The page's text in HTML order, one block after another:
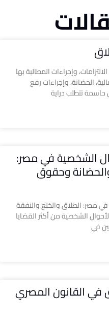
وإجراءات المطالبة بها
الحضانة، وإجراءات رفع
تتطلب دراية
الشخصية في مصر:
وحقوق
مصر: الطلاق والخلع والنفقة
الشخصية من أكثر القضايا
في
في القانون المصري